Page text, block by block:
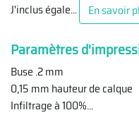
J'inclus égale... En savoir
Paramètres
Buse .2 mm
0,15 mm hauteur de calque
Infiltrage à 100%...